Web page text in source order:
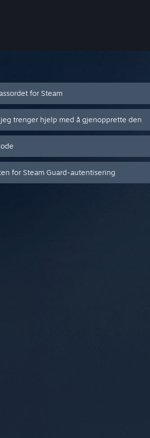
for Steam
trenger hjelp med å gjenopprette den
for Steam Guard-autentisering